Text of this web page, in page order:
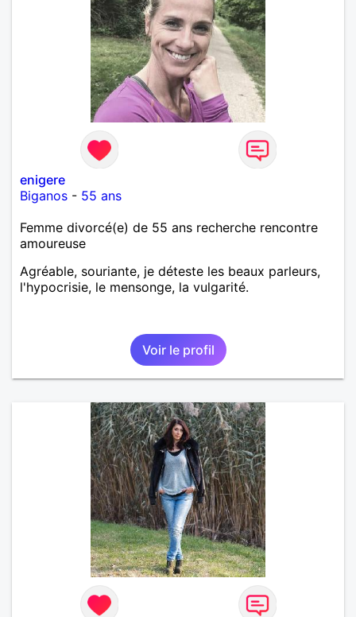
enigere
Biganos - 55 ans
Femme divorcé(e) de 55 ans recherche rencontre
amoureuse
Agréable, souriante, je déteste les beaux parleurs,
l'hypocrisie, le mensonge, la vulgarité.
Voir le profil